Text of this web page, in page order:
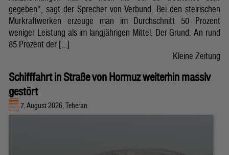
gegeben“, sagt der Sprecher von Verbund. Bei den steirischen
Murkraftwerken erzeuge man im Durchschnitt 50 Prozent
weniger Leistung als im langjährigen Mittel. Der Grund: An rund
85 Prozent der […]
Kleine Zeitung
Schifffahrt in Straße von Hormuz weiterhin massiv
gestört
7. August 2026, Teheran